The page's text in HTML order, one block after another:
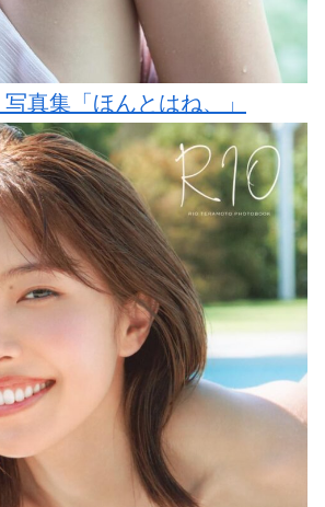
真集「ほんとはね、」